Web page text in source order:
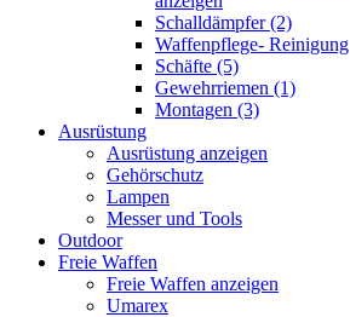
Schalldämpfer (2)
Waffenpflege- Reinigung
Schäfte (5)
Gewehrriemen (1)
Montagen (3)
Ausrüstung
Ausrüstung anzeigen
Gehörschutz
Lampen
Messer und Tools
Outdoor
Freie Waffen
Freie Waffen anzeigen
Umarex